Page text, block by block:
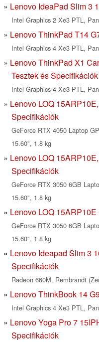
Lenovo IdeaPad Slim 3
Intel Graphics 2 Xe3 PTL,
Lenovo ThinkPad T14
Intel Graphics 4 Xe3 PTL,
Lenovo ThinkPad X1
Tesztek és Specifikációk
Intel Graphics 4 Xe3 PTL,
Lenovo LOQ
Specifikációk
GeForce RTX 4050 Laptop
15.60", 1.8 kg
Lenovo LOQ
Specifikációk
GeForce RTX 3050 6GB
15.60", 1.8 kg
Lenovo LOQ
GeForce RTX 3050 6GB
15.60", 1.8 kg
Lenovo Ideapad Slim 3
Specifikációk
Radeon 660M, Rembrandt
Lenovo ThinkBook 14
Intel Graphics 4 Xe3 PTL,
Lenovo Yoga Pro 7
Specifikációk